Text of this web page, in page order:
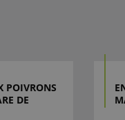
POIVRONS
DE